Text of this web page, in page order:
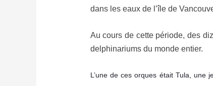
dans les eaux de l’île de
Au cours de cette période, des
delphinariums du monde entier.
L’une de ces orques était Tula, une